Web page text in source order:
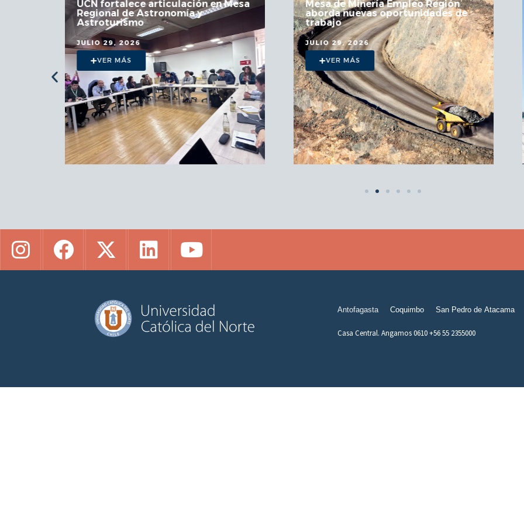
UCN fortalece articulación en Mesa
Regional de Astronomía y
Astroturismo
JULIO 29, 2026
VER MÁS
Mesa de Minería Empleo Región
aborda nuevas oportunidades de
trabajo
JULIO 29, 2026
VER MÁS
Antofagasta Coquimbo San Pedro de Atacama
Casa Central. Angamos 0610 +56 55 2355000